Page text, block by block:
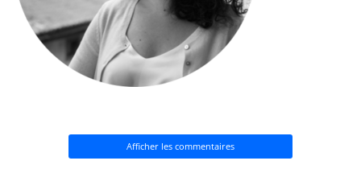
Afficher les commentaires